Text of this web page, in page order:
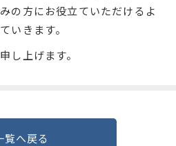
の方にお役立ていただけるよ
いきます。
し上げます。
覧へ戻る